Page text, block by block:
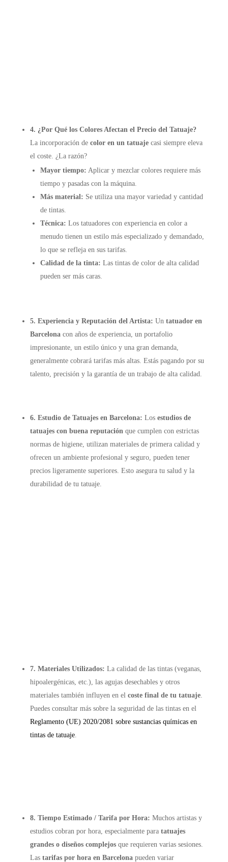
4. ¿Por Qué los Colores Afectan el Precio del Tatuaje?
La incorporación de color en un tatuajecasi siempre eleva
el coste. ¿La razón?
Mayor tiempo: Aplicar y mezclar colores requiere más
tiempo y pasadas con la máquina.
Más material: Se utiliza una mayor variedad y cantidad
de tintas.
Técnica: Los tatuadores con experiencia en color a
menudo tienen un estilo más especializado y demandado,
lo que se refleja en sus tarifas.
Calidad de la tinta: Las tintas de color de alta calidad
pueden ser más caras.
5. Experiencia y Reputación del Artista: Un tatuador en
Barcelona con años de experiencia, un portafolio
impresionante, un estilo único y una gran demanda,
generalmente cobrará tarifas más altas. Estás pagando por su
talento, precisión y la garantía de un trabajo de alta calidad.
6. Estudio de Tatuajes en Barcelona: Los estudios de
tatuajes con buena reputación que cumplen con estrictas
normas de higiene, utilizan materiales de primera calidad y
ofrecen un ambiente profesional y seguro, pueden tener
precios ligeramente superiores. Esto asegura tu salud y la
durabilidad de tu tatuaje.
7. Materiales Utilizados: La calidad de las tintas (veganas,
hipoalergénicas, etc.), las agujas desechables y otros
materiales también influyen en el coste final de tu tatuaje.
Puedes consultar más sobre la seguridad de las tintas en el
Reglamento (UE) 2020/2081 sobre sustancias químicas en
tintas de tatuaje.
8. Tiempo Estimado / Tarifa por Hora: Muchos artistas y
estudios cobran por hora, especialmente para tatuajes
grandes o diseños complejosque requieren varias sesiones.
Las tarifas por hora en Barcelona pueden variar